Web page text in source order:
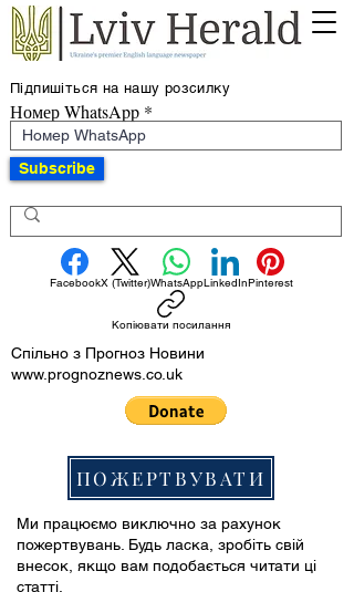
Підпишіться на нашу розсилку
Номер WhatsApp
Subscribe
FacebookX (Twitter)WhatsAppLinkedInPinterest
Копіювати посилання
Спільно з Прогноз Новини
www.prognoznews.co.uk
ПОЖЕРТВУВАТИ
Ми працюємо виключно за рахунок
пожертвувань. Будь ласка, зробіть свій
внесок, якщо вам подобається читати ці
статті.